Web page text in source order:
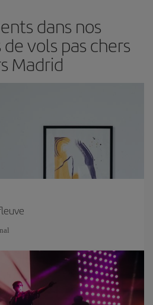
dans nos
vols pas chers
Madrid